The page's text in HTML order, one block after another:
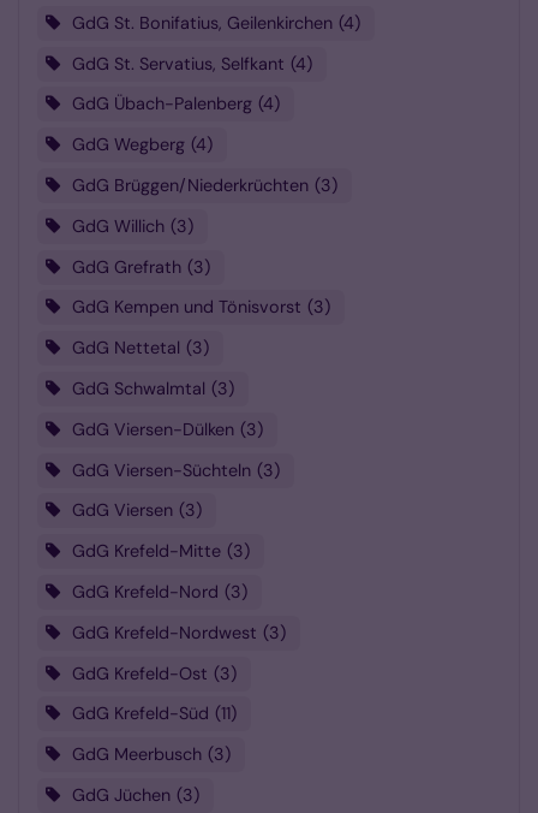
GdG St. Bonifatius, Geilenkirchen 4
GdG St. Servatius, Selfkant 4
GdG Übach-Palenberg 4
GdG Wegberg 4
GdG Brüggen/Niederkrüchten 3
GdG Willich 3
GdG Grefrath 3
GdG Kempen und Tönisvorst
3
GdG Nettetal 3
GdG Schwalmtal 3
GdG Viersen-Dülken 3
GdG Viersen-Süchteln 3
GdG Viersen
3
GdG Krefeld-Mitte 3
GdG Krefeld-Nord 3
GdG Krefeld-Nordwest 3
GdG Krefeld-Ost 3
GdG Krefeld-Süd
11
GdG Meerbusch 3
GdG Jüchen 3